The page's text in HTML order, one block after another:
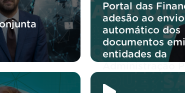
Portal das
adesão ao envio
automático dos
documentos
entidades da